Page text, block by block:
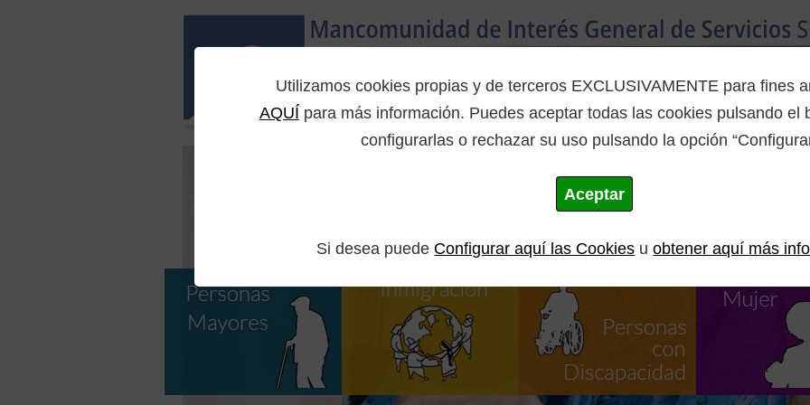
Utilizamos cookies propias y de terceros EXCLUSIVAMENTE para fines
AQUÍ para más información. Puedes aceptar todas las cookies pulsando el
configurarlas o rechazar su uso pulsando la opción
Aceptar
Si desea puede Configurar aquí las Cookies uobtener aquí más
Inicio La Mancomunidad Programas